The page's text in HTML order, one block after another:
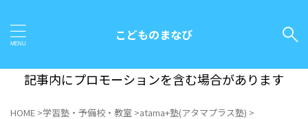
こどものまなび
記事内にプロモーションを含む場合があります
HOME >学習塾・予備校・教室 >atama+塾(アタマプラス塾) >